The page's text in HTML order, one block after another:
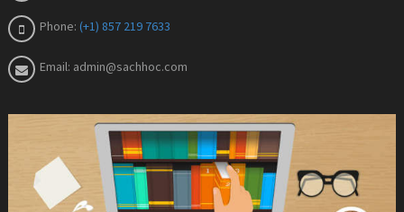
Phone: (+1) 857 219 7633
Email: admin@sachhoc.com